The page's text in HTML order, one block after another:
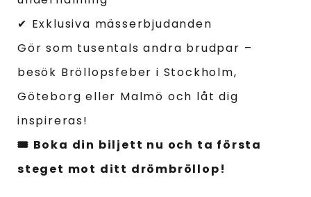
✔ Exklusiva mässerbjudanden
Gör som tusentals andra brudpar –
besök Bröllopsfeber i Stockholm,
Göteborg eller Malmö och låt dig
inspireras!
🎟 Boka din biljett nu och ta första
steget mot ditt drömbröllop!